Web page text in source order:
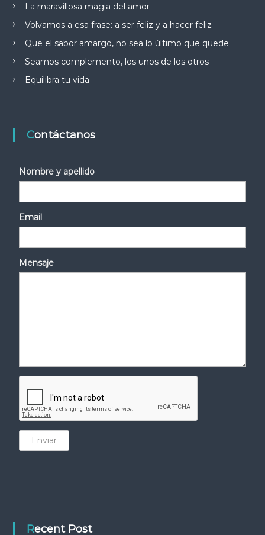
La maravillosa magia del amor
Volvamos a esa frase: a ser feliz y a hacer feliz
Que el sabor amargo, no sea lo último que quede
Seamos complemento, los unos de los otros
Equilibra tu vida
Contáctanos
Nombre y apellido
Email
Mensaje
Enviar
Recent Post